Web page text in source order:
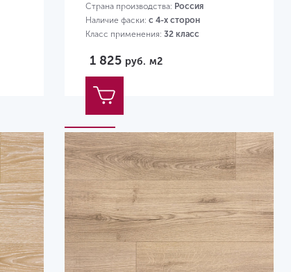
Страна производства: Россия
Наличие фаски: с 4-х сторон
Класс применения: 32 класс
1 825 руб. м2